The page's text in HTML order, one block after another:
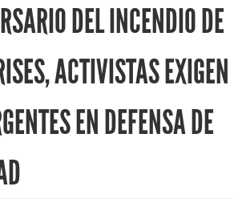
DEL INCENDIO DE
ACTIVISTAS EXIGEN
EN DEFENSA DE
e
a
r
c
c
a